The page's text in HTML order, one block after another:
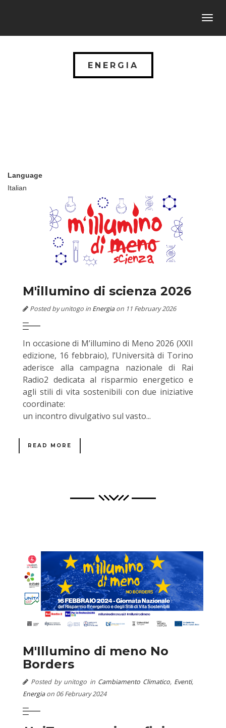
ENERGIA
Language
Italian
M'illumino di scienza 2026
Posted by unitogo in Energiaon 11 February 2026
In occasione di M’illumino di Meno 2026 (XXII
edizione, 16 febbraio), l’Università di Torino
aderisce alla campagna nazionale di Rai
Radio2 dedicata al risparmio energetico e
agli stili di vita sostenibili con due iniziative
coordinate:
un incontro divulgativo sul vasto...
READ MORE
M'Illumino di meno No
Borders
Posted by unitogo in Cambiamento Climatico, Eventi,
Energiaon 06 February 2024